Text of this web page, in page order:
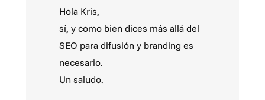
Hola Kris,
sí, y como bien dices más allá del
SEO para difusión y branding es
necesario.
Un saludo.